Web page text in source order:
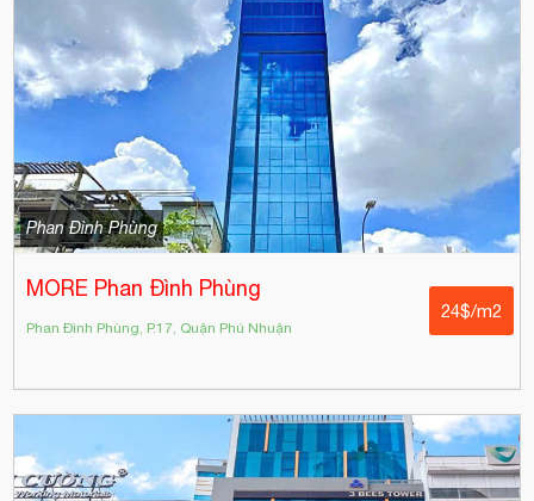
Phan Đình Phùng
MORE Phan Đình Phùng
Phan Đình Phùng, P.17, Quận Phú Nhuận
24$/m2